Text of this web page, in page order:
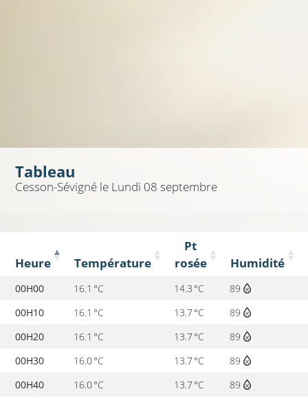
Tableau
Cesson-Sévigné le Lundi 08 septembre
Heure Température
Pt
rosée
Humidité
00H00 16.1 °C 14.3 °C 89
00H10
16.1 °C 13.7 °C 89
00H20
16.1 °C 13.7 °C 89
00H30
16.0 °C 13.7 °C 89
00H40
16.0 °C 13.7 °C 89